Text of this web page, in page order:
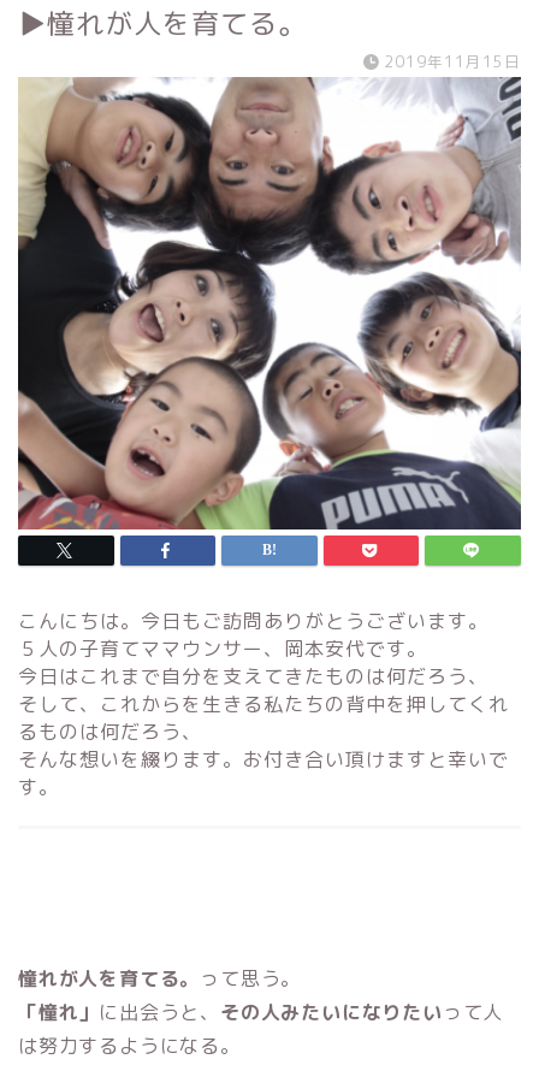
▶︎憧れが人を育てる。
2019年11月15日
こんにちは。今日もご訪問ありがとうございます。
５人の子育てママウンサー、岡本安代です。
今日はこれまで自分を支えてきたものは何だろう、
そして、これからを生きる私たちの背中を押してくれ
るものは何だろう、
そんな想いを綴ります。お付き合い頂けますと幸いで
す。
憧れが人を育てる。
って思う。
「憧れ」 に出会うと、 その人みたいになりたい って人
は努力するようになる。